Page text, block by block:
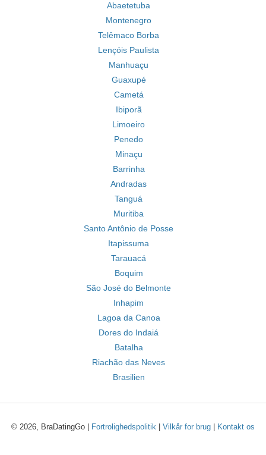
Abaetetuba
Montenegro
Telêmaco Borba
Lençóis Paulista
Manhuaçu
Guaxupé
Cametá
Ibiporã
Limoeiro
Penedo
Minaçu
Barrinha
Andradas
Tanguá
Muritiba
Santo Antônio de Posse
Itapissuma
Tarauacá
Boquim
São José do Belmonte
Inhapim
Lagoa da Canoa
Dores do Indaiá
Batalha
Riachão das Neves
Brasilien
© 2026, BraDatingGo | Fortrolighedspolitik Vilkår for brug Kontakt os